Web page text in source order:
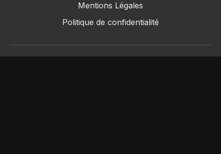
Mentions Légales
Politique de confidentialité